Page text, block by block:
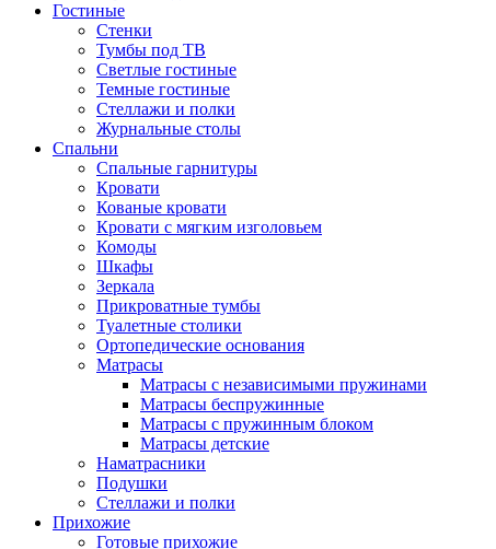
Гостиные
Стенки
Тумбы под ТВ
Светлые гостиные
Темные гостиные
Стеллажи и полки
Журнальные столы
Спальни
Спальные гарнитуры
Кровати
Кованые кровати
Кровати с мягким изголовьем
Комоды
Шкафы
Зеркала
Прикроватные тумбы
Туалетные столики
Ортопедические основания
Матрасы
Матрасы с независимыми пружинами
Матрасы беспружинные
Матрасы с пружинным блоком
Матрасы детские
Наматрасники
Подушки
Стеллажи и полки
Прихожие
Готовые прихожие